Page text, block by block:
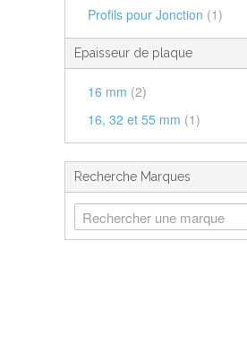
Profils pour Jonction (1)
Epaisseur de plaque
16 mm (2)
16, 32 et 55 mm (1)
Recherche Marques